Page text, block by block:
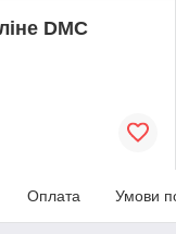
DMC
Оплата Умови